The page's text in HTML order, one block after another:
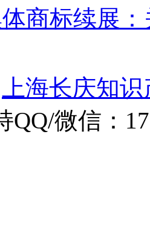
商标续展
上海长庆知
QQ/微信：